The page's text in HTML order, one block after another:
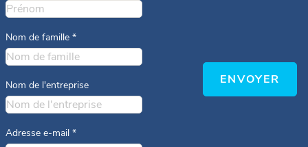
Nom de famille *
Nom de l'entreprise
Adresse e-mail *
ENVOYER